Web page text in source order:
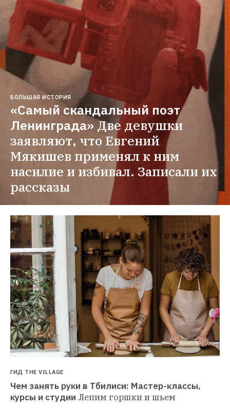
БОЛЬШАЯ ИСТОРИЯ
«Самый скандальный поэт
Ленинграда»Две девушки
заявляют, что Евгений
Мякишев применял к ним
насилие и избивал. Записали их
рассказы
ГИД THE VILLAGE
Чем занять руки в Тбилиси: Мастер-классы,
курсы и студии Лепим горшки и шьем